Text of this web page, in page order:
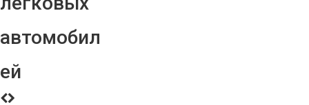
автомобил
ей